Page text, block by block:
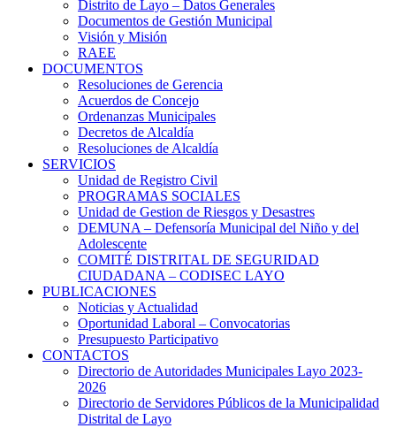
Distrito de Layo – Datos Generales
Documentos de Gestión Municipal
Visión y Misión
RAEE
DOCUMENTOS
Resoluciones de Gerencia
Acuerdos de Concejo
Ordenanzas Municipales
Decretos de Alcaldía
Resoluciones de Alcaldía
SERVICIOS
Unidad de Registro Civil
PROGRAMAS SOCIALES
Unidad de Gestion de Riesgos y Desastres
DEMUNA – Defensoría Municipal del Niño y del
Adolescente
COMITÉ DISTRITAL DE SEGURIDAD
CIUDADANA – CODISEC LAYO
PUBLICACIONES
Noticias y Actualidad
Oportunidad Laboral – Convocatorias
Presupuesto Participativo
CONTACTOS
Directorio de Autoridades Municipales Layo 2023-
2026
Directorio de Servidores Públicos de la Municipalidad
Distrital de Layo